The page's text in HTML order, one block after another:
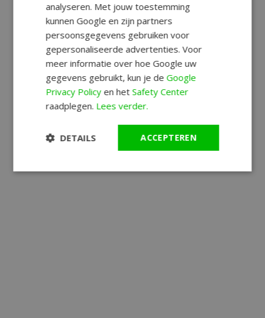
analyseren. Met jouw toestemming
kunnen Google en zijn partners
persoonsgegevens gebruiken voor
gepersonaliseerde advertenties. Voor
meer informatie over hoe Google uw
gegevens gebruikt, kun je deGoogle
Privacy Policyen hetSafety Center
raadplegen. Lees verder.
ACCEPTEREN
DETAILS